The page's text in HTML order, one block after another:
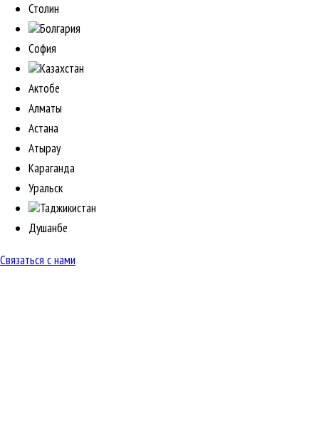
Столин
Болгария
София
Казахстан
Актобе
Алматы
Астана
Атырау
Караганда
Уральск
Таджикистан
Душанбе
Связаться с нами